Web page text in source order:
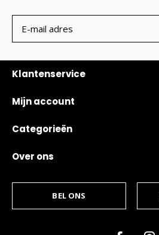
Klantenservice
Mijn account
Categorieën
Over ons
BEL ONS